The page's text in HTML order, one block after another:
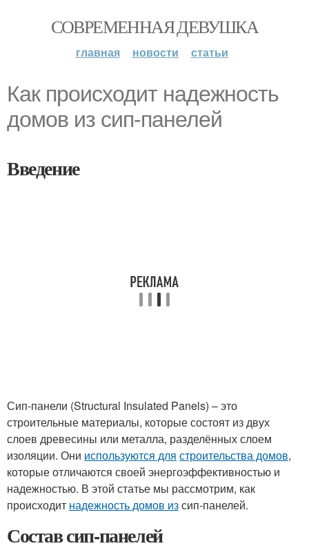
СОВРЕМЕННАЯ ДЕВУШКА
главная новости статьи
Как происходит надежность
домов из сип-панелей
Введение
Сип-панели (Structural Insulated Panels) – это
строительные материалы, которые состоят из двух
слоев древесины или металла, разделённых слоем
изоляции. Они используются для строительства домов,
которые отличаются своей энергоэффективностью и
надежностью. В этой статье мы рассмотрим, как
происходит надежность домов изсип-панелей.
Состав сип-панелей